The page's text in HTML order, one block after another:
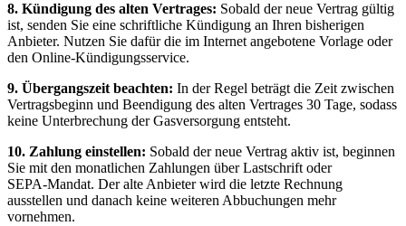
8. Kündigung des alten Vertrages: Sobald der neue Vertrag gültig
ist, senden Sie eine schriftliche Kündigung an Ihren bisherigen
Anbieter. Nutzen Sie dafür die im Internet angebotene Vorlage oder
den Online‑Kündigungsservice.
9. Übergangszeit beachten: In der Regel beträgt die Zeit zwischen
Vertragsbeginn und Beendigung des alten Vertrages 30 Tage, sodass
keine Unterbrechung der Gasversorgung entsteht.
10. Zahlung einstellen: Sobald der neue Vertrag aktiv ist, beginnen
Sie mit den monatlichen Zahlungen über Lastschrift oder
SEPA‑Mandat. Der alte Anbieter wird die letzte Rechnung
ausstellen und danach keine weiteren Abbuchungen mehr
vornehmen.